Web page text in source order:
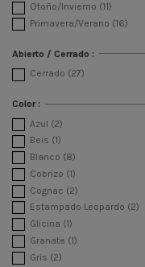
Otoño/Invierno (11)
Primavera/Verano (16)
Abierto / Cerrado :
Cerrado (27)
Color :
Azul (2)
Beis (1)
Blanco (8)
Cobrizo (1)
Cognac (2)
Estampado Leopardo (2)
Glicina (1)
Granate (1)
Gris (2)